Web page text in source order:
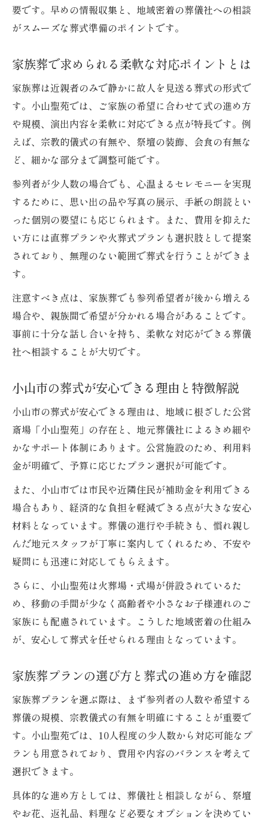
費用と負担を抑えた葬式の進め方とは
葬式費用を抑えるための家族葬プラン活用
小山聖苑利用で実現する低コストの葬式手
順
葬式負担軽減のために必要な公的支援活用
術
家族葬費用を無理なく抑える工夫と注意点
小山市の葬式で利用できる給付金や補助制
度
小山市で葬式を準備する時のポイント
葬式準備で失敗しない家族葬の流れ解説
小山市で家族葬を進める際の注意点まとめ
葬式手続きや必要書類の準備方法を詳しく
家族葬プラン選びで押さえておきたい重要
事項
小山市の葬式で事前に知るべきポイント集
葬式費用が心配な時の家族葬実現術
貯金ゼロでも安心の葬式サポート活用法
家族葬で利用できる公的支援と申請ポイン
ト
葬式の費用負担を最小限に抑える方法を解
家族のみの直葬を選ぶ際の注意点と準備事
要です。早めの情報収集と、地域密着の葬儀社への相談
がスムーズな葬式準備のポイントです。
家族葬で求められる柔軟な対応ポイントとは
家族葬は近親者のみで静かに故人を見送る葬式の形式で
す。小山聖苑では、ご家族の希望に合わせて式の進め方
や規模、演出内容を柔軟に対応できる点が特長です。例
えば、宗教的儀式の有無や、祭壇の装飾、会食の有無な
ど、細かな部分まで調整可能です。
参列者が少人数の場合でも、心温まるセレモニーを実現
するために、思い出の品や写真の展示、手紙の朗読とい
った個別の要望にも応じられます。また、費用を抑えた
い方には直葬プランや火葬式プランも選択肢として提案
されており、無理のない範囲で葬式を行うことができま
す。
注意すべき点は、家族葬でも参列希望者が後から増える
場合や、親族間で希望が分かれる場合があることです。
事前に十分な話し合いを持ち、柔軟な対応ができる葬儀
社へ相談することが大切です。
小山市の葬式が安心できる理由と特徴解説
小山市の葬式が安心できる理由は、地域に根ざした公営
斎場「小山聖苑」の存在と、地元葬儀社によるきめ細や
かなサポート体制にあります。公営施設のため、利用料
金が明確で、予算に応じたプラン選択が可能です。
また、小山市では市民や近隣住民が補助金を利用できる
場合もあり、経済的な負担を軽減できる点が大きな安心
材料となっています。葬儀の進行や手続きも、慣れ親し
んだ地元スタッフが丁寧に案内してくれるため、不安や
疑問にも迅速に対応してもらえます。
さらに、小山聖苑は火葬場・式場が併設されているた
め、移動の手間が少なく高齢者や小さなお子様連れのご
家族にも配慮されています。こうした地域密着の仕組み
が、安心して葬式を任せられる理由となっています。
家族葬プランの選び方と葬式の進め方を確認
家族葬プランを選ぶ際は、まず参列者の人数や希望する
葬儀の規模、宗教儀式の有無を明確にすることが重要で
す。小山聖苑では、10人程度の少人数から対応可能なプ
ランも用意されており、費用や内容のバランスを考えて
選択できます。
具体的な進め方としては、葬儀社と相談しながら、祭壇
やお花、返礼品、料理など必要なオプションを決めてい